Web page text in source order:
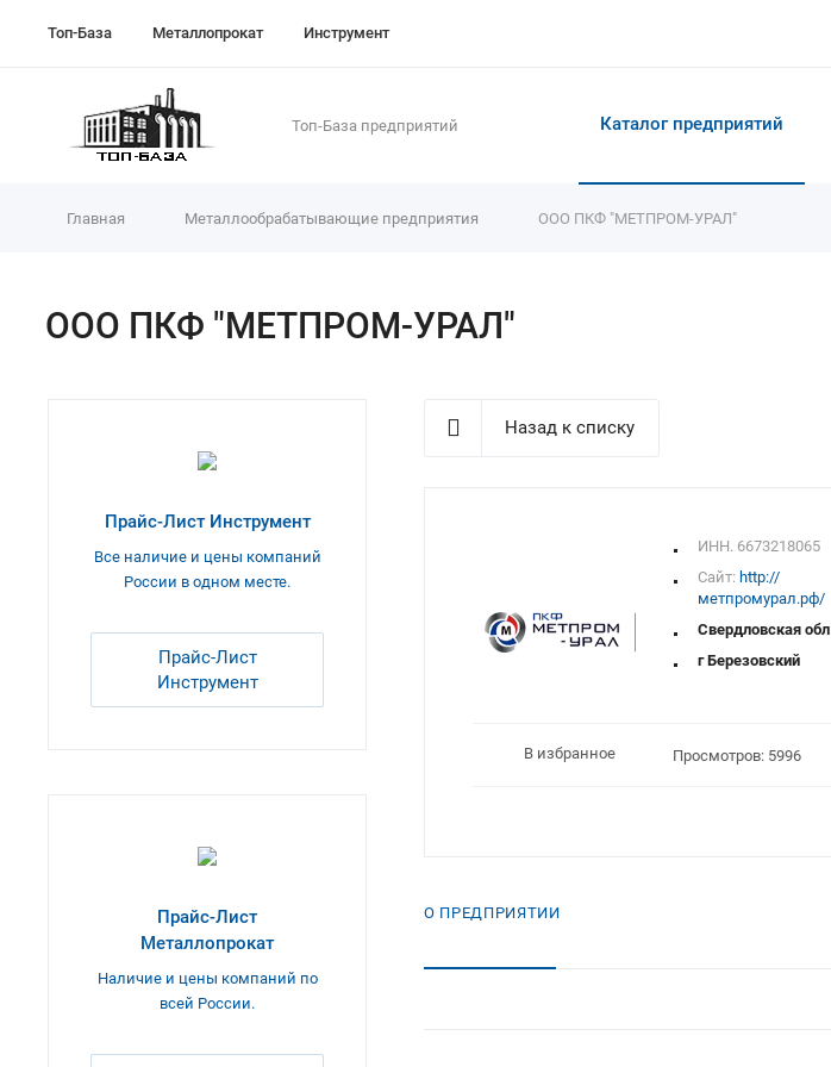
Топ-База Металлопрокат Инструмент
Топ-База предприятий Каталог предприятий
Главная Металлообрабатывающие предприятия ООО ПКФ "МЕТПРОМ-УРАЛ"
ООО ПКФ "МЕТПРОМ-УРАЛ"
Назад к списку
ИНН. 6673218065
Сайт: http://
метпромурал.рф/
Свердловская обл
г Березовский
В избранное Просмотров: 5996
О ПРЕДПРИЯТИИ
Прайс-Лист Инструмент
Все наличие и цены компаний
России в одном месте.
Прайс-Лист
Инструмент
Прайс-Лист
Металлопрокат
Наличие и цены компаний по
всей России.